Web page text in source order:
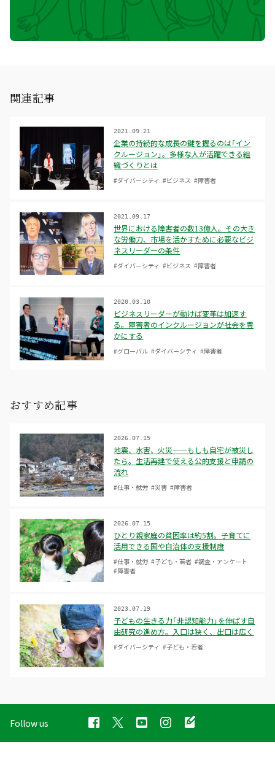
関連記事
企業の持続的な成長の鍵を握るのは「イン
クルージョン」。多様な人が活躍できる組
織づくりとは
2021.09.21
#ダイバーシティ #ビジネス #障害者
世界における障害者の数13億人。その大き
な労働力、市場を活かすために必要なビジ
ネスリーダーの条件
2021.09.17
#ダイバーシティ #ビジネス #障害者
ビジネスリーダーが動けば変革は加速す
る。障害者のインクルージョンが社会を豊
かにする
2020.03.10
#グローバル #ダイバーシティ #障害者
おすすめ記事
地震、水害、火災——もしも自宅が被災し
たら。生活再建で使える公的支援と申請の
流れ
2026.07.15
#仕事・就労 #災害 #障害者
ひとり親家庭の貧困率は約5割。子育てに
活用できる国や自治体の支援制度
2026.07.15
#仕事・就労 #子ども・若者 #調査・アンケート
#障害者
子どもの生きる力「非認知能力」を伸ばす自
由研究の進め方。入口は狭く、出口は広く
2023.07.19
#ダイバーシティ #子ども・若者
Follow us